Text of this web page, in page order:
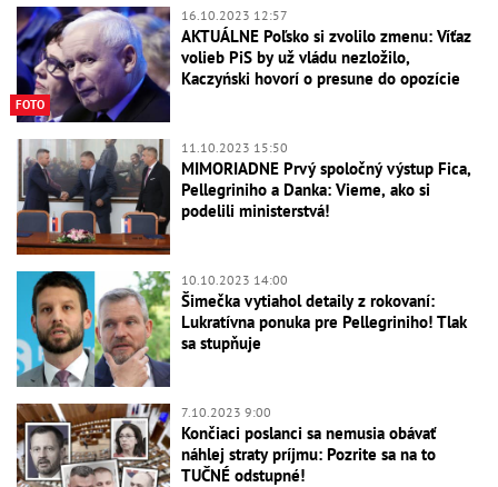
FOTO
16.10.2023 12:57
AKTUÁLNE Poľsko si zvolilo zmenu: Víťaz
volieb PiS by už vládu nezložilo,
Kaczyński hovorí o presune do opozície
11.10.2023 15:50
MIMORIADNE Prvý spoločný výstup Fica,
Pellegriniho a Danka: Vieme, ako si
podelili ministerstvá!
10.10.2023 14:00
Šimečka vytiahol detaily z rokovaní:
Lukratívna ponuka pre Pellegriniho! Tlak
sa stupňuje
7.10.2023 9:00
Končiaci poslanci sa nemusia obávať
náhlej straty príjmu: Pozrite sa na to
TUČNÉ odstupné!